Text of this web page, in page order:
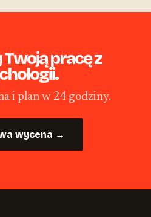
pracę z
i plan w 24 godziny.
wycena →